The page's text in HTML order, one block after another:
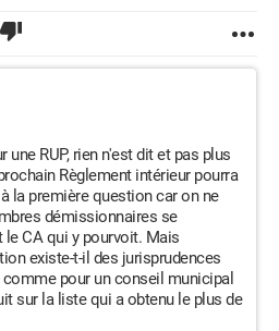
RUP, rien n'est dit et pas plus
Règlement intérieur pourra
la première question car on ne
démissionnaires se
CA qui y pourvoit. Mais
existe-t-il des jurisprudences
pour un conseil municipal
sur la liste qui a obtenu le plus de